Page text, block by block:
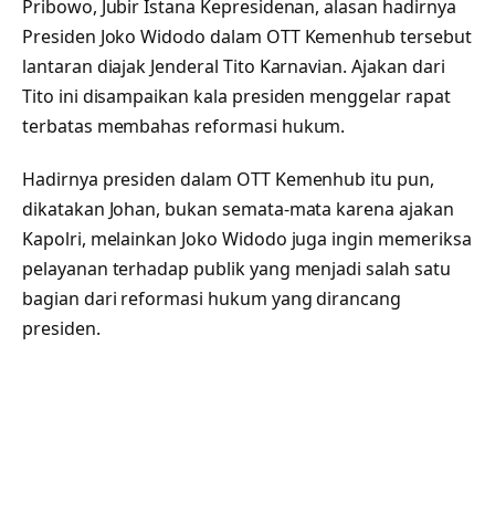
Pribowo, Jubir Istana Kepresidenan, alasan hadirnya
Presiden Joko Widodo dalam OTT Kemenhub tersebut
lantaran diajak Jenderal Tito Karnavian. Ajakan dari
Tito ini disampaikan kala presiden menggelar rapat
terbatas membahas reformasi hukum.
Hadirnya presiden dalam OTT Kemenhub itu pun,
dikatakan Johan, bukan semata-mata karena ajakan
Kapolri, melainkan Joko Widodo juga ingin memeriksa
pelayanan terhadap publik yang menjadi salah satu
bagian dari reformasi hukum yang dirancang
presiden.